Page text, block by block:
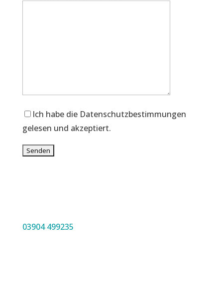
Ich habe die Datenschutzbestimmungen
gelesen und akzeptiert.
03904 499235